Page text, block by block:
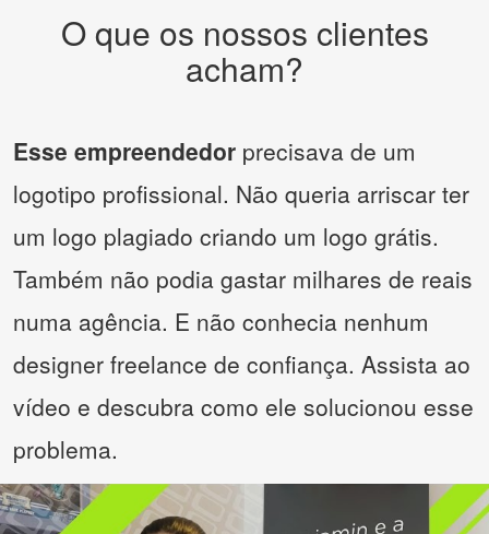
O que os nossos clientes
acham?
Esse empreendedor precisava de um
logotipo profissional. Não queria arriscar ter
um logo plagiado criando um logo grátis.
Também não podia gastar milhares de reais
numa agência. E não conhecia nenhum
designer freelance de confiança. Assista ao
vídeo e descubra como ele solucionou esse
problema.